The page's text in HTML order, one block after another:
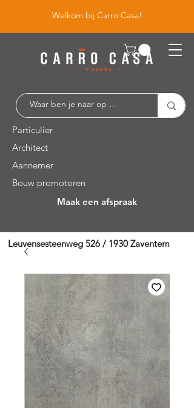
Welkom bij Carro Casa!
Particulier
Architect
Aannemer
Bouw promotoren
Maak een afspraak
Leuvensesteenweg 526 / 1930 Zaventem